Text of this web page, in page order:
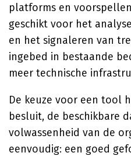
platforms en
geschikt voor het
en het signaleren van
ingebed in bestaande
meer technische
De keuze voor een tool
besluit, de beschikbare
volwassenheid van de
eenvoudig: een goed